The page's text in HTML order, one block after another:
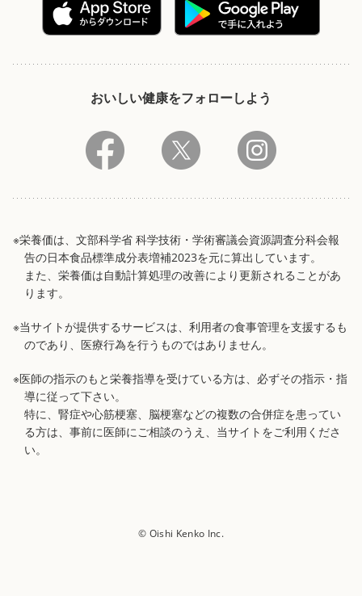
おいしい健康をフォローしよう
※栄養価は、文部科学省 科学技術・学術審議会資源調査分科会報
告の日本食品標準成分表増補2023を元に算出しています。
また、栄養価は自動計算処理の改善により更新されることがあ
ります。
※当サイトが提供するサービスは、利用者の食事管理を支援するも
のであり、医療行為を行うものではありません。
※医師の指示のもと栄養指導を受けている方は、必ずその指示・指
導に従って下さい。
特に、腎症や心筋梗塞、脳梗塞などの複数の合併症を患ってい
る方は、事前に医師にご相談のうえ、当サイトをご利用くださ
い。
© Oishi Kenko Inc.